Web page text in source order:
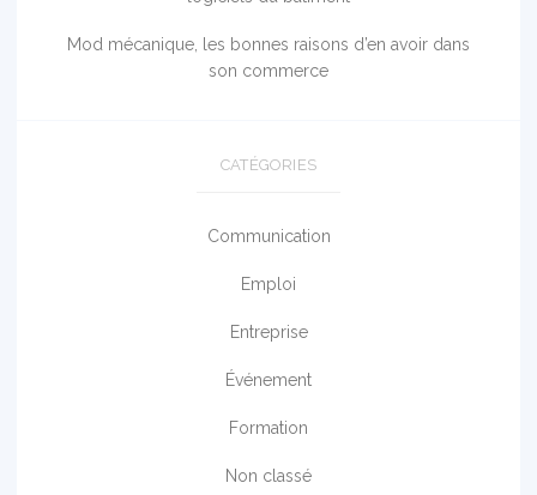
Mod mécanique, les bonnes raisons d’en avoir dans
son commerce
CATÉGORIES
Communication
Emploi
Entreprise
Événement
Formation
Non classé